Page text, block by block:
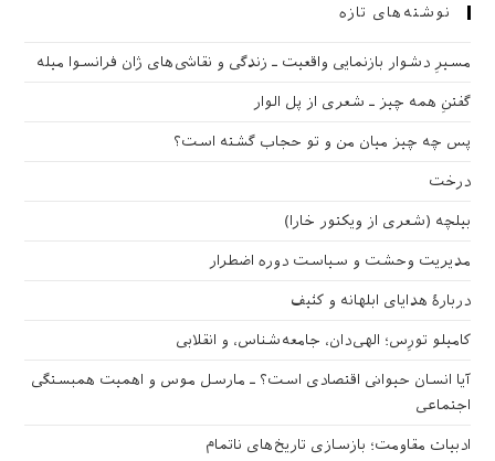
نوشته‌های تازه
مسیرِ دشوار بازنمایی واقعیت ـ زندگی و نقاشی‌های ژان فرانسوا میله
گفتنِ همه چیز ـ شعری از پل الوار
پس چه چیز میان من و تو حجاب گشته است؟
درخت
بیلچه (شعری از ویکتور خارا)
مدیریت وحشت و سیاست دوره اضطرار
دربارهٔ هدایای ابلهانه و کثیف
کامیلو تورِس؛ الهی‌دان، جامعه‌شناس، و انقلابی
آیا انسان حیوانی اقتصادی است؟ ـ مارسل موس و اهمیت همبستگی
اجتماعی
ادبیات مقاومت؛ بازسازی تاریخ‌های ناتمام